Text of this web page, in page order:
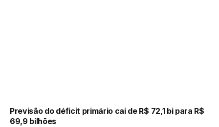
Previsão do déficit primário cai de R$ 72,1 bi para R$
69,9 bilhões